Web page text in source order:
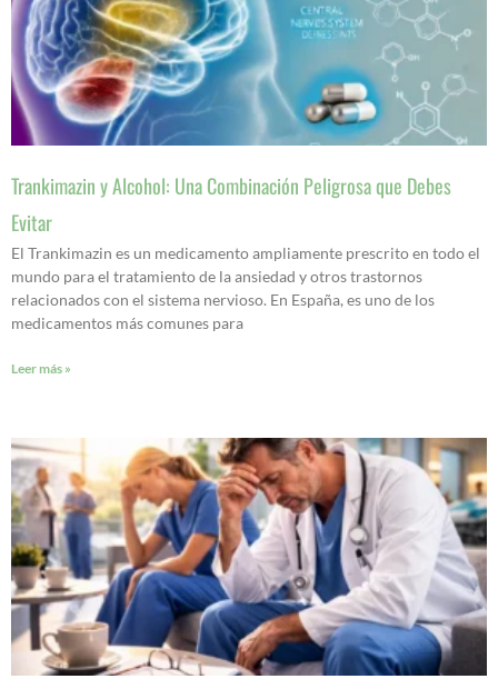
Trankimazin y Alcohol: Una Combinación Peligrosa que Debes
Evitar
El Trankimazin es un medicamento ampliamente prescrito en todo el
mundo para el tratamiento de la ansiedad y otros trastornos
relacionados con el sistema nervioso. En España, es uno de los
medicamentos más comunes para
Leer más »